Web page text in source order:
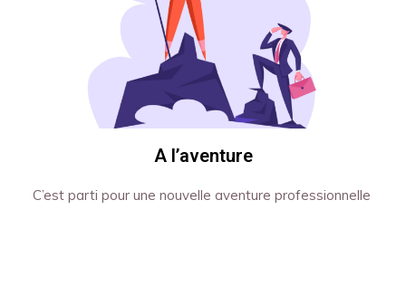
A l’aventure
C’est parti pour une nouvelle aventure professionnelle